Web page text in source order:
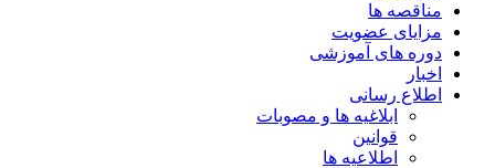
مناقصه ها
مزایای عضویت
دوره های آموزشی
اخبار
اطلاع رسانی
ابلاغیه ها و مصوبات
قوانین
اطلاعیه ها